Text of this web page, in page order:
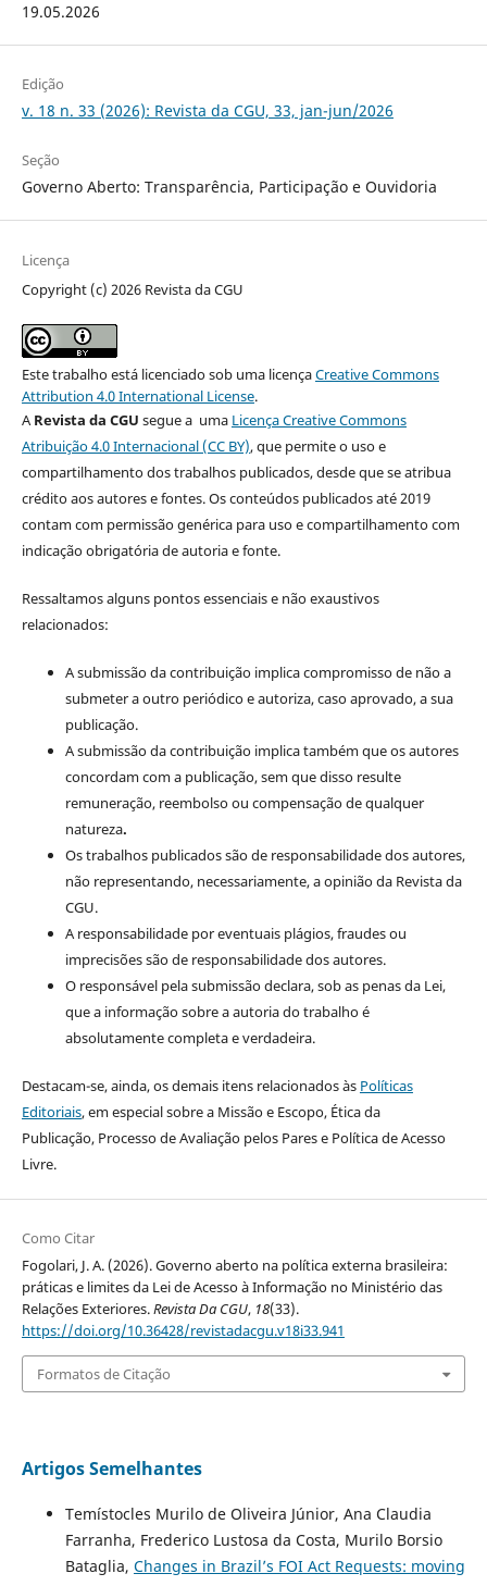
19.05.2026
Edição
v. 18 n. 33 (2026): Revista da CGU, 33, jan-jun/2026
Seção
Governo Aberto: Transparência, Participação e Ouvidoria
Licença
Copyright (c) 2026 Revista da CGU
Este trabalho está licenciado sob uma licençaCreative Commons
Attribution 4.0 International License.
A Revista da CGU segue a uma Licença Creative Commons
Atribuição 4.0 Internacional (CC BY), que permite o uso e
compartilhamento dos trabalhos publicados, desde que se atribua
crédito aos autores e fontes. Os conteúdos publicados até 2019
contam com permissão genérica para uso e compartilhamento com
indicação obrigatória de autoria e fonte.
Ressaltamos alguns pontos essenciais e não exaustivos
relacionados:
A submissão da contribuição implica compromisso de não a
submeter a outro periódico e autoriza, caso aprovado, a sua
publicação.
A submissão da contribuição implica também que os autores
concordam com a publicação, sem que disso resulte
remuneração, reembolso ou compensação de qualquer
natureza.
Os trabalhos publicados são de responsabilidade dos autores,
não representando, necessariamente, a opinião da Revista da
CGU.
A responsabilidade por eventuais plágios, fraudes ou
imprecisões são de responsabilidade dos autores.
O responsável pela submissão declara, sob as penas da Lei,
que a informação sobre a autoria do trabalho é
absolutamente completa e verdadeira.
Destacam-se, ainda, os demais itens relacionados às Políticas
Editoriais, em especial sobre a Missão e Escopo, Ética da
Publicação, Processo de Avaliação pelos Pares e Política de Acesso
Livre.
Como Citar
Fogolari, J. A. (2026). Governo aberto na política externa brasileira:
práticas e limites da Lei de Acesso à Informação no Ministério das
Relações Exteriores.Revista Da CGU, 18(33).
https://doi.org/10.36428/revistadacgu.v18i33.941
Formatos de Citação
Artigos Semelhantes
Temístocles Murilo de Oliveira Júnior, Ana Claudia
Farranha, Frederico Lustosa da Costa, Murilo Borsio
Bataglia, Changes in Brazil’s FOI Act Requests: moving